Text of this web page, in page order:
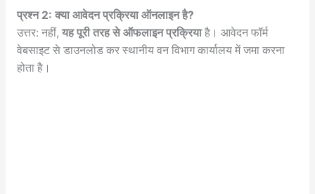
प्रश्न 2: क्या आवेदन प्रक्रिया ऑनलाइन है?
उत्तर: नहीं, यह पूरी तरह से ऑफलाइन प्रक्रियाहै। आवेदन फॉर्म
वेबसाइट से डाउनलोड कर स्थानीय वन विभाग कार्यालय में जमा करना
होता है।